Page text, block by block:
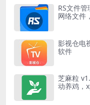
RS文件
网络文件
影视仓电
软件
芝麻粒
动养鸡，